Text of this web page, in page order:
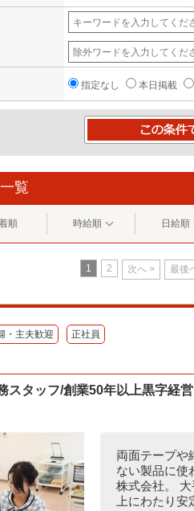
指定なし 本日掲載
覧
順 時給順 日給順
1 2 次へ > 最後
・主夫歓迎 正社員
スタッフ/創業50年以上黒字経
両面テープや
ない製品に使
株式会社。
上にわたり